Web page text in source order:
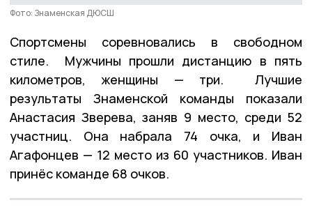
Фото: Знаменская ДЮСШ
Спортсмены соревновались в свободном
стиле. Мужчины прошли дистанцию в пять
километров, женщины — три. Лучшие
результаты Знаменской команды показали
Анастасия Зверева, заняв 9 место, среди 52
участниц. Она набрала 74 очка, и Иван
Агафонцев — 12 место из 60 участников. Иван
принёс команде 68 очков.